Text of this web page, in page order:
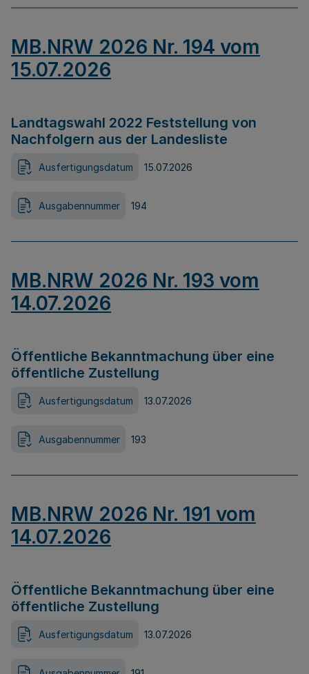
MB.NRW 2026 Nr. 194 vom
15.07.2026
Landtagswahl 2022 Feststellung von
Nachfolgern aus der Landesliste
Ausfertigungsdatum 15.07.2026
Ausgabennummer 194
MB.NRW 2026 Nr. 193 vom
14.07.2026
Öffentliche Bekanntmachung über eine
öffentliche Zustellung
Ausfertigungsdatum 13.07.2026
Ausgabennummer 193
MB.NRW 2026 Nr. 191 vom
14.07.2026
Öffentliche Bekanntmachung über eine
öffentliche Zustellung
Ausfertigungsdatum 13.07.2026